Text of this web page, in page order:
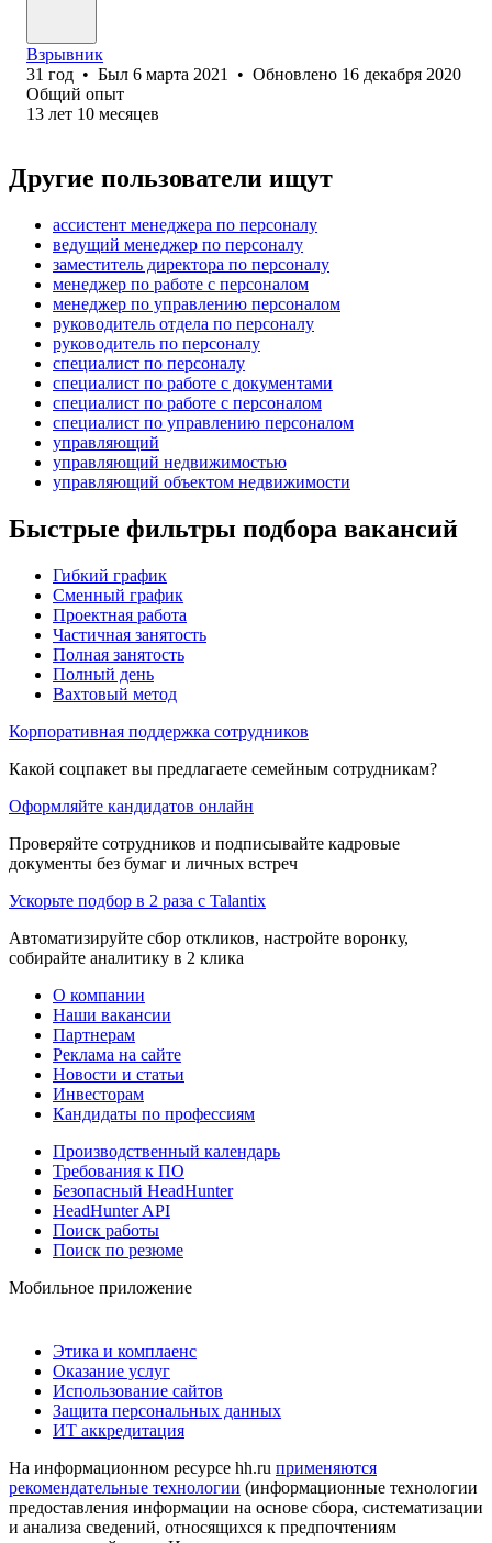
Взрывник
31 год • Был 6 марта 2021 • Обновлено 16 декабря 2020
Общий опыт
13 лет 10 месяцев
Другие пользователи ищут
ассистент менеджера по персоналу
ведущий менеджер по персоналу
заместитель директора по персоналу
менеджер по работе с персоналом
менеджер по управлению персоналом
руководитель отдела по персоналу
руководитель по персоналу
специалист по персоналу
специалист по работе с документами
специалист по работе с персоналом
специалист по управлению персоналом
управляющий
управляющий недвижимостью
управляющий объектом недвижимости
Быстрые фильтры подбора вакансий
Гибкий график
Сменный график
Проектная работа
Частичная занятость
Полная занятость
Полный день
Вахтовый метод
Корпоративная поддержка сотрудников
Какой соцпакет вы предлагаете семейным сотрудникам?
Оформляйте кандидатов онлайн
Проверяйте сотрудников и подписывайте кадровые
документы без бумаг и личных встреч
Ускорьте подбор в 2 раза с Talantix
Автоматизируйте сбор откликов, настройте воронку,
собирайте аналитику в 2 клика
О компании
Наши вакансии
Партнерам
Реклама на сайте
Новости и статьи
Инвесторам
Кандидаты по профессиям
Производственный календарь
Требования к ПО
Безопасный HeadHunter
HeadHunter API
Поиск работы
Поиск по резюме
Мобильное приложение
Этика и комплаенс
Оказание услуг
Использование сайтов
Защита персональных данных
ИТ аккредитация
На информационном ресурсе hh.ru применяются
рекомендательные технологии (информационные технологии
предоставления информации на основе сбора, систематизации
и анализа сведений, относящихся к предпочтениям